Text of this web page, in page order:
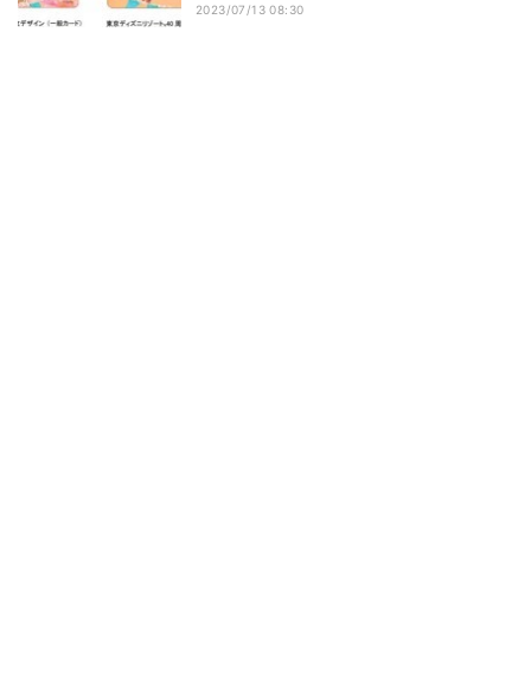
2023/07/13 08:30